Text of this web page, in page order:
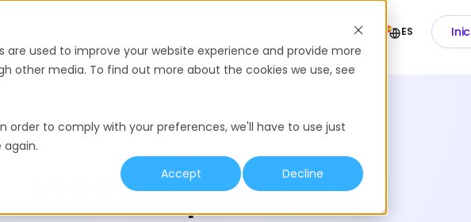
used to improve your website experience and provide more
other media. To find out more about the cookies we use, see
order to comply with your preferences, we'll have to use just
Accept
Decline
ES
GLOSARIO DE CONTRATACIÓN
1099 Empleado